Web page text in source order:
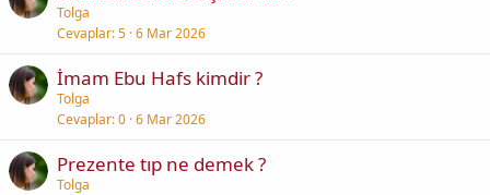
Tolga
Cevaplar 5 6 Mar 2026
İmam Ebu Hafs kimdir ?
Tolga
Cevaplar 0 6 Mar 2026
Prezente tıp ne demek ?
Tolga